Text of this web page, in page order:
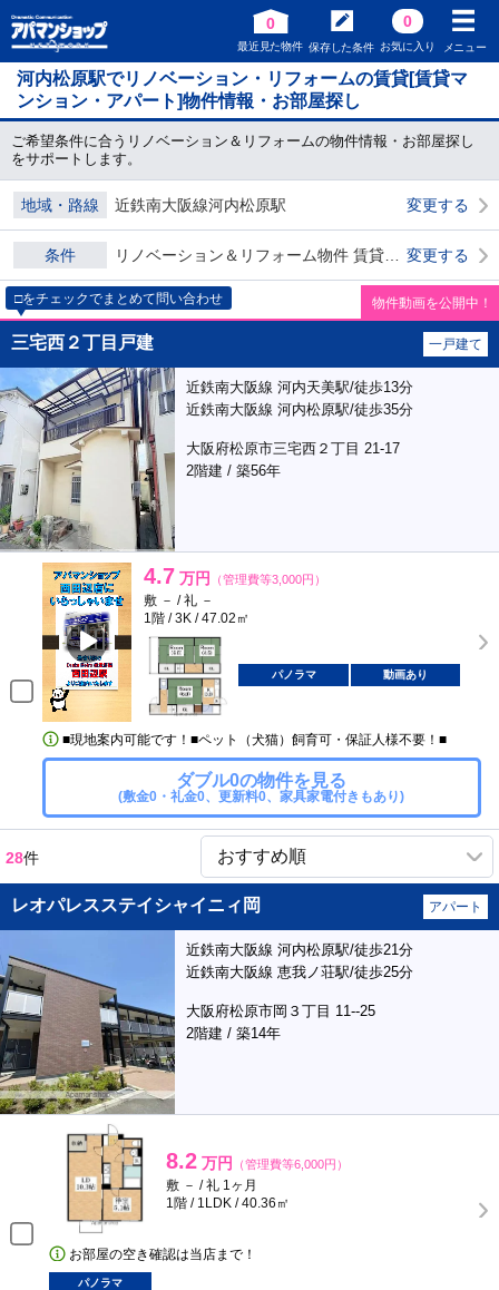
0
最近見た物件 保存した条件
0
お気に入り メニュー
河内松原駅でリノベーション・リフォームの賃貸[賃貸マ
ンション・アパート]物件情報・お部屋探し
ご希望条件に合うリノベーション＆リフォームの物件情報・お部屋探し
をサポートします。
地域・路線 近鉄南大阪線河内松原駅 変更する
条件 変更する
□をチェックでまとめて問い合わせ 物件動画を公開中！
三宅西２丁目戸建 一戸建て
近鉄南大阪線 河内天美駅/徒歩13分
近鉄南大阪線 河内松原駅/徒歩35分
大阪府松原市三宅西２丁目 21-17
2階建 / 築56年
4.7 万円 （管理費等3,000円）
敷 － / 礼 －
1階 / 3K / 47.02㎡
パノラマ 動画あり
■現地案内可能です！■ペット（犬猫）飼育可・保証人様不要！■
ダブル0の物件を見る
(敷金0・礼金0、更新料0、家具家電付きもあり)
28件
レオパレスステイシャイニィ岡 アパート
近鉄南大阪線 河内松原駅/徒歩21分
近鉄南大阪線 恵我ノ荘駅/徒歩25分
大阪府松原市岡３丁目 11--25
2階建 / 築14年
8.2 万円 （管理費等6,000円）
敷 － / 礼 1ヶ月
1階 / 1LDK / 40.36㎡
お部屋の空き確認は当店まで！
パノラマ